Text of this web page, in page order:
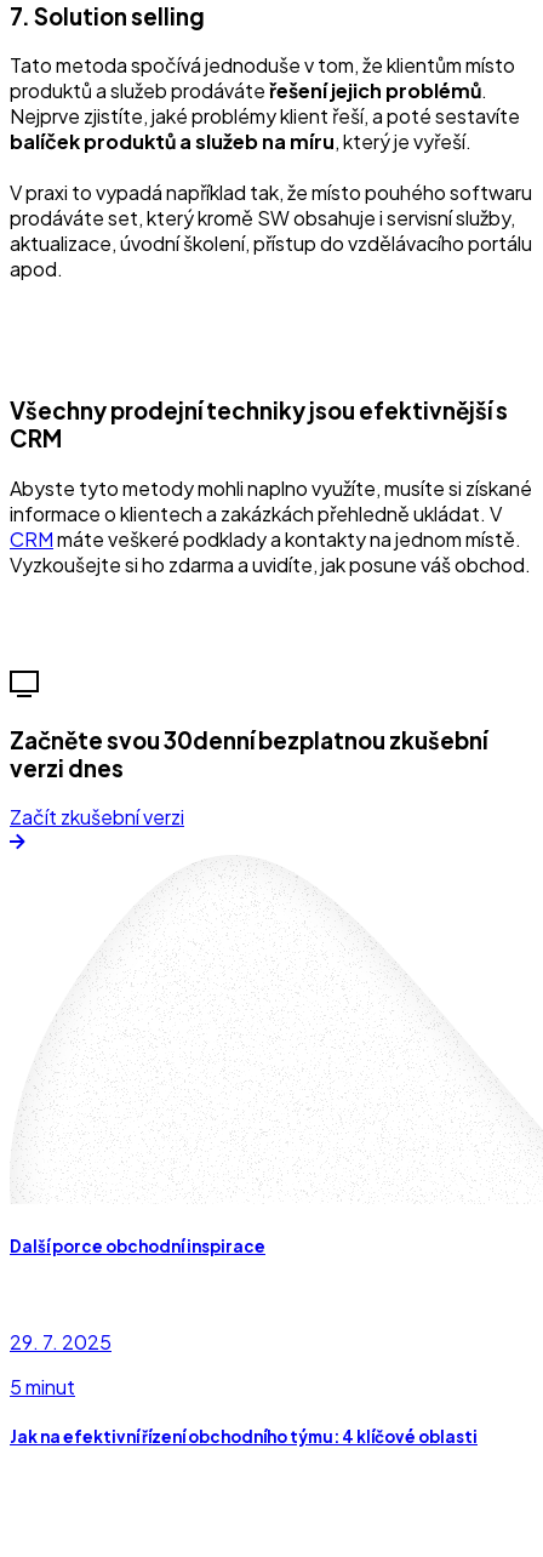
7. Solution selling
Tato metoda spočívá jednoduše v tom, že klientům místo
produktů a služeb prodáváteřešení jejich problémů.
Nejprve zjistíte, jaké problémy klient řeší, a poté sestavíte
balíček produktů a služeb na míru, který je vyřeší.
V praxi to vypadá například tak, že místo pouhého softwaru
prodáváte set, který kromě SW obsahuje i servisní služby,
aktualizace, úvodní školení, přístup do vzdělávacího portálu
apod.
Všechny prodejní techniky jsou efektivnější s
CRM
Abyste tyto metody mohli naplno využíte, musíte si získané
informace o klientech a zakázkách přehledně ukládat. V
CRMmáte veškeré podklady a kontakty na jednom místě.
Vyzkoušejte si ho zdarma a uvidíte, jak posune váš obchod.
Začněte svou 30denní bezplatnou zkušební
verzi dnes
Začít zkušební verzi
Další porce obchodní inspirace
29. 7. 2025
5 minut
Jak na efektivní řízení obchodního týmu: 4 klíčové oblasti